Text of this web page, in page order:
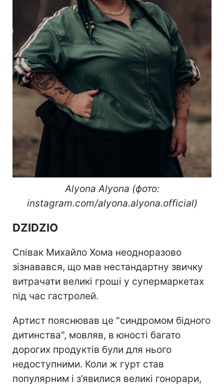
Alyona Alyona (фото:
instagram.com/alyona.alyona.official)
DZIDZIO
Співак Михайло Хома неодноразово
зізнавався, що мав нестандартну звичку
витрачати великі гроші у супермаркетах
під час гастролей.
Артист пояснював це "синдромом бідного
дитинства", мовляв, в юності багато
дорогих продуктів були для нього
недоступними. Коли ж гурт став
популярним і з’явилися великі гонорари,